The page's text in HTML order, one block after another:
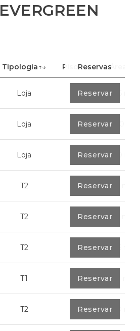
EVERGREEN
Tipologia↑↓ Piso ↑↓ Área
Reservas
Loja 40,85 m²
Reservar
Loja 100,70 m²
Reservar
Loja 113,20 m²
Reservar
T2 79,7 m²
Reservar
T2 89,2 m²
Reservar
T2 89,55 m²
Reservar
T1 55,30 m²
Reservar
T2 89,50 m²
Reservar